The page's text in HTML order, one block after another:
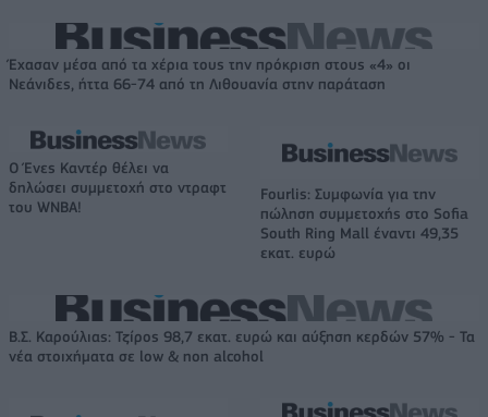
Έχασαν μέσα από τα χέρια τους την πρόκριση στους «4» οι
Νεάνιδες, ήττα 66-74 από τη Λιθουανία στην παράταση
Ο Ένες Καντέρ θέλει να
δηλώσει συμμετοχή στο ντραφτ
του WNBA!
Fourlis: Συμφωνία για την
πώληση συμμετοχής στο Sofia
South Ring Mall έναντι 49,35
εκατ. ευρώ
Β.Σ. Καρούλιας: Τζίρος 98,7 εκατ. ευρώ και αύξηση κερδών 57% - Τα
νέα στοιχήματα σε low & non alcohol